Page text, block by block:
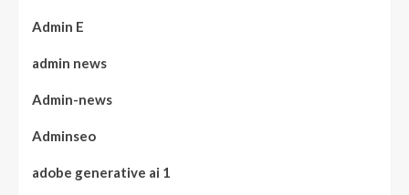
Admin E
admin news
Admin-news
Adminseo
adobe generative ai 1